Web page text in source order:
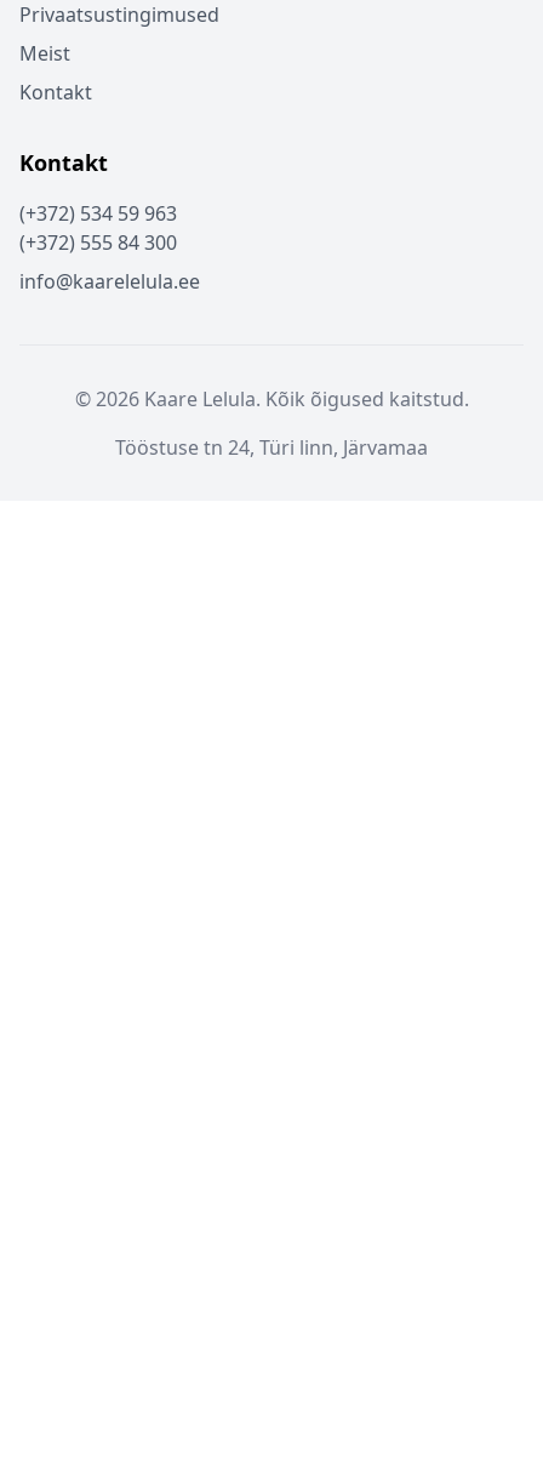
Privaatsustingimused
Meist
Kontakt
Kontakt
(+372) 534 59 963
(+372) 555 84 300
info@kaarelelula.ee
© 2026 Kaare Lelula. Kõik õigused kaitstud.
Tööstuse tn 24, Türi linn, Järvamaa